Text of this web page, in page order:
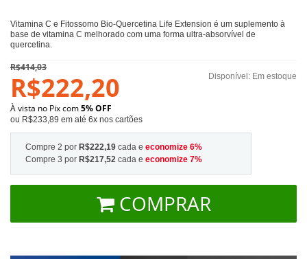
Vitamina C e Fitossomo Bio-Quercetina Life Extension é um suplemento à
base de vitamina C melhorado com uma forma ultra-absorvível de
quercetina.
Disponível: Em estoque
R$414,03
R$222,20
À vista no Pix com5% OFF
ou R$233,89 em até 6x nos cartões
Compre 2 por R$222,19 cada e economize 6%
Compre 3 por R$217,52 cada e economize 7%
COMPRAR